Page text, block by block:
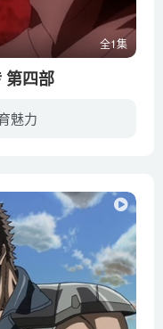
全1集
第四部
魅力